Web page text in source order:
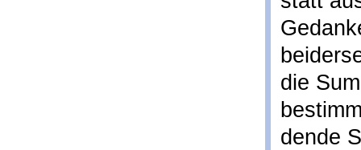
die
dende